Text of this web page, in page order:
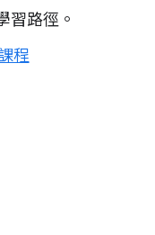
習路徑。
程